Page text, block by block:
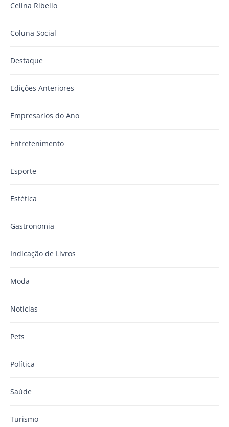
Celina Ribello
Coluna Social
Destaque
Edições Anteriores
Empresarios do Ano
Entretenimento
Esporte
Estética
Gastronomia
Indicação de Livros
Moda
Notícias
Pets
Política
Saúde
Turismo